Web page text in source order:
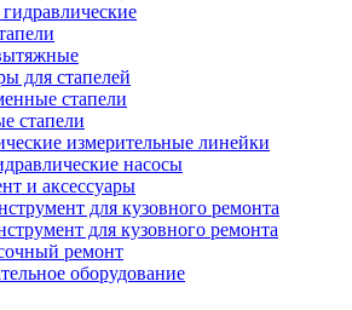
для стапелей
стапели
стапели
измерительные линейки
насосы
и аксессуары
для кузовного ремонта
для кузовного ремонта
ремонт
оборудование